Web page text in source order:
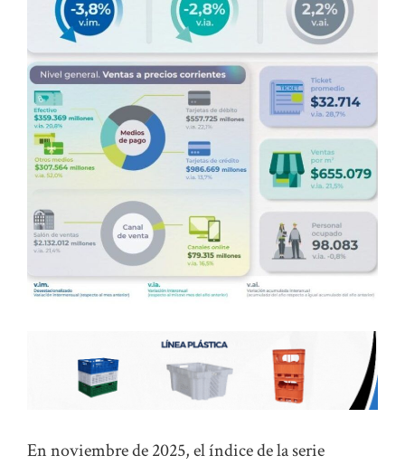
En noviembre de 2025, el índice de la serie